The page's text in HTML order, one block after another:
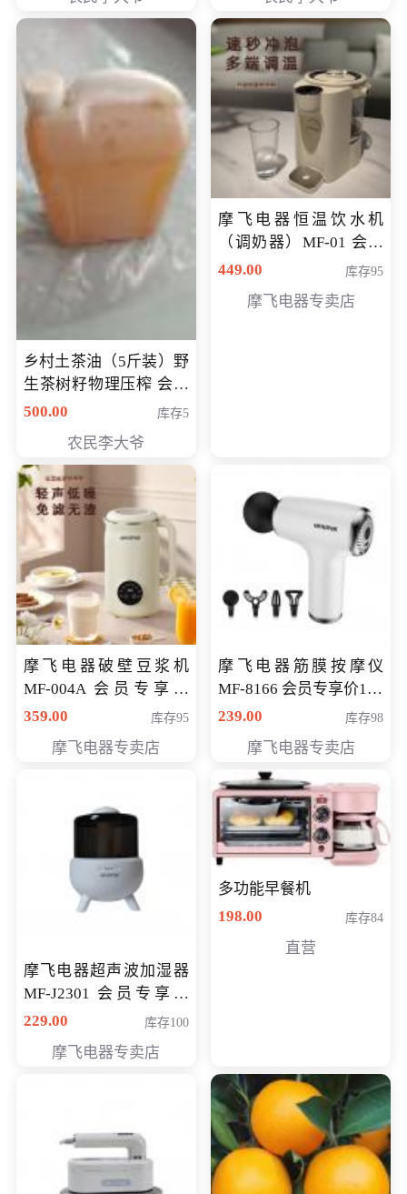
乡村土茶油（5斤装）野
生茶树籽物理压榨 会员
专享价400元
500.00 库存5
农民李大爷
摩飞电器恒温饮水机
（调奶器）MF-01 会员
专享价366元
449.00 库存95
摩飞电器专卖店
摩飞电器破壁豆浆机
MF-004A 会员专享价
168元
359.00 库存95
摩飞电器专卖店
摩飞电器筋膜按摩仪
MF-8166 会员专享价168
元
239.00 库存98
摩飞电器专卖店
摩飞电器超声波加湿器
MF-J2301 会员专享价
168元
229.00 库存100
摩飞电器专卖店
多功能早餐机
198.00
库存84
直营